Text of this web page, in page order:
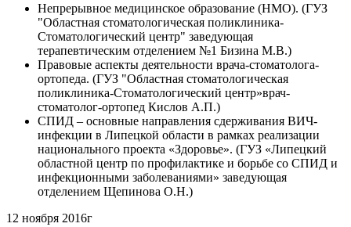
Непрерывное медицинское образование (НМО). (ГУЗ
"Областная стоматологическая поликлиника-
Стоматологический центр" заведующая
терапевтическим отделением №1 Бизина М.В.)
Правовые аспекты деятельности врача-стоматолога-
ортопеда. (ГУЗ "Областная стоматологическая
поликлиника-Стоматологический центр»врач-
стоматолог-ортопед Кислов А.П.)
СПИД – основные направления сдерживания ВИЧ-
инфекции в Липецкой области в рамках реализации
национального проекта «Здоровье». (ГУЗ «Липецкий
областной центр по профилактике и борьбе со СПИД и
инфекционными заболеваниями» заведующая
отделением Щепинова О.Н.)
12 ноября 2016г